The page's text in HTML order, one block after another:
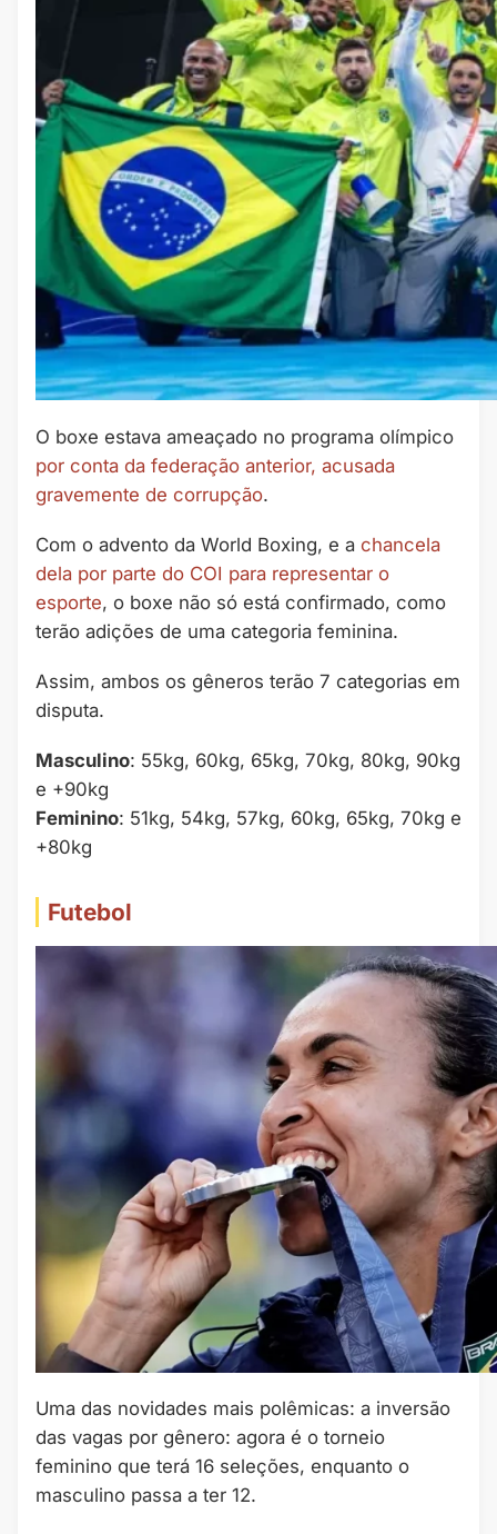
O boxe estava ameaçado no programa olímpico
por conta da federação anterior, acusada
gravemente de corrupção.
Com o advento da World Boxing, e a chancela
dela por parte do COI para representar o
esporte, o boxe não só está confirmado, como
terão adições de uma categoria feminina.
Assim, ambos os gêneros terão 7 categorias em
disputa.
Masculino: 55kg, 60kg, 65kg, 70kg, 80kg, 90kg
e +90kg
Feminino: 51kg, 54kg, 57kg, 60kg, 65kg, 70kg e
+80kg
Futebol
Uma das novidades mais polêmicas: a inversão
das vagas por gênero: agora é o torneio
feminino que terá 16 seleções, enquanto o
masculino passa a ter 12.